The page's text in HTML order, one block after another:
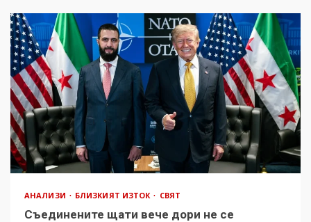
АНАЛИЗИ БЛИЗКИЯТ ИЗТОК СВЯТ
Съединените щати вече дори не се